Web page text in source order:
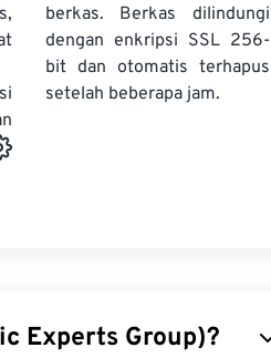
berkas. Berkas dilindungi
dengan enkripsi SSL 256-
bit dan otomatis terhapus
setelah beberapa jam.
Experts Group)?